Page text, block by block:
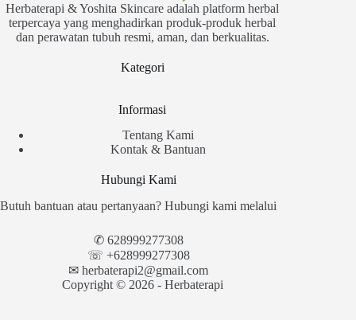
Herbaterapi & Yoshita Skincare adalah platform herbal
terpercaya yang menghadirkan produk-produk herbal
dan perawatan tubuh resmi, aman, dan berkualitas.
Kategori
Informasi
Tentang Kami
Kontak & Bantuan
Hubungi Kami
Butuh bantuan atau pertanyaan? Hubungi kami melalui
✆ 628999277308
☏ +628999277308
✉︎ herbaterapi2@gmail.com
Copyright © 2026 - Herbaterapi